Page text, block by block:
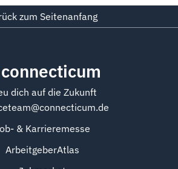
zum Seitenanfang
connecticum
dich auf die Zukunft
& Karrieremesse
ArbeitgeberAtlas